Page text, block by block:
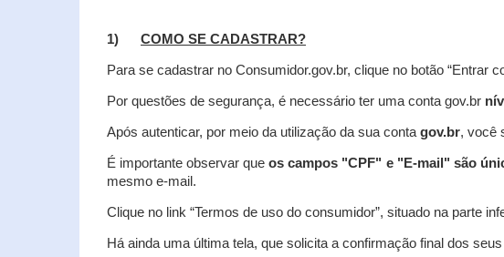
1) COMO SE CADASTRAR?
Para se cadastrar no Consumidor.gov.br, clique no botão “Entrar
Por questões de segurança, é necessário ter uma conta gov.br
Após autenticar, por meio da utilização da sua conta gov.br, você
É importante observar queos campos "CPF" e "E-mail" são
mesmo e-mail.
Clique no link “Termos de uso do consumidor”, situado na parte
Há ainda uma última tela, que solicita a confirmação final dos